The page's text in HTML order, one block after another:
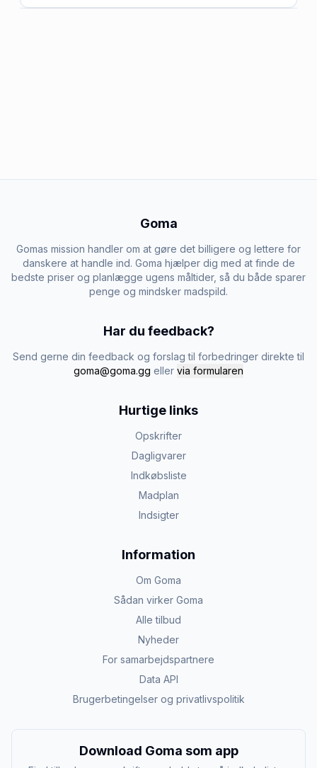
Goma
Gomas mission handler om at gøre det billigere og lettere for
danskere at handle ind. Goma hjælper dig med at finde de
bedste priser og planlægge ugens måltider, så du både sparer
penge og mindsker madspild.
Har du feedback?
Send gerne din feedback og forslag til forbedringer direkte til
goma@goma.gg eller via formularen
Hurtige links
Opskrifter
Dagligvarer
Indkøbsliste
Madplan
Indsigter
Information
Om Goma
Sådan virker Goma
Alle tilbud
Nyheder
For samarbejdspartnere
Data API
Brugerbetingelser og privatlivspolitik
Download Goma som app